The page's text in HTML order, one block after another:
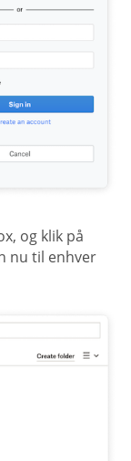
og klik på
nu til enhver